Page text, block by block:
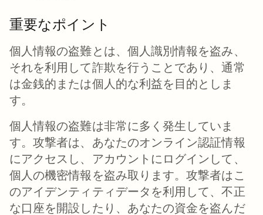
重要なポイント
個人情報の盗難とは、個人識別情報を盗み、
それを利用して詐欺を行うことであり、通常
は金銭的または個人的な利益を目的としま
す。
個人情報の盗難は非常に多く発生していま
す。攻撃者は、あなたのオンライン認証情報
にアクセスし、アカウントにログインして、
個人の機密情報を盗み取ります。攻撃者はこ
のアイデンティティデータを利用して、不正
な口座を開設したり、あなたの資金を盗んだ